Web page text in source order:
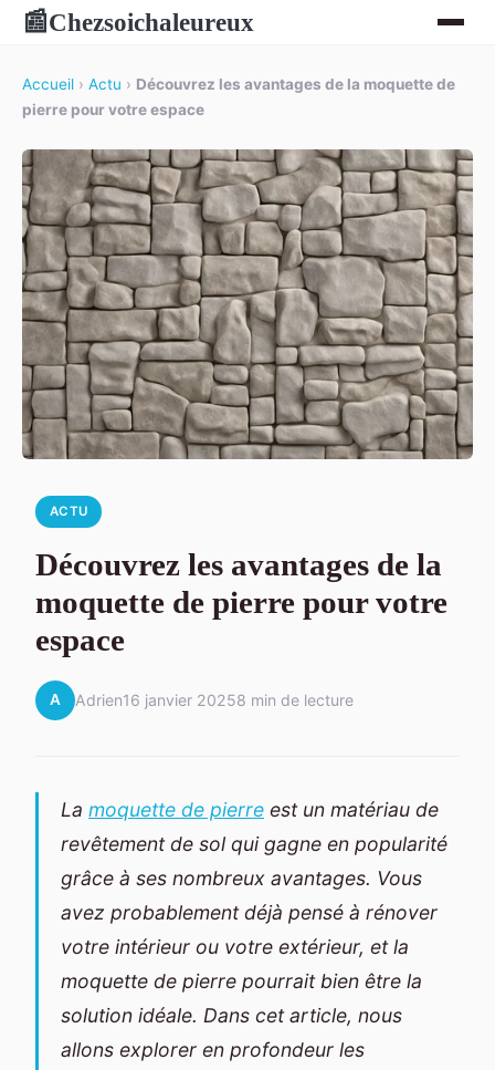
📰Chezsoichaleureux
Accueil › Actu › Découvrez les avantages de la moquette de
pierre pour votre espace
ACTU
Découvrez les avantages de la
moquette de pierre pour votre
espace
A Adrien16 janvier 20258 min de lecture
La moquette de pierre est un matériau de
revêtement de sol qui gagne en popularité
grâce à ses nombreux avantages. Vous
avez probablement déjà pensé à rénover
votre intérieur ou votre extérieur, et la
moquette de pierre pourrait bien être la
solution idéale. Dans cet article, nous
allons explorer en profondeur les